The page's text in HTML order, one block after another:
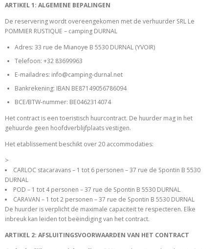
ARTIKEL 1: ALGEMENE BEPALINGEN
De reservering wordt overeengekomen met de verhuurder SRL Le
POMMIER RUSTIQUE – camping DURNAL
Adres: 33 rue de Mianoye B 5530 DURNAL (YVOIR)
Telefoon: +32 83699963
E-mailadres: info@camping-durnal.net
Bankrekening: IBAN BE87149056786094
BCE/BTW-nummer: BE0462314074
Het contract is een toeristisch huurcontract. De huurder mag in het
gehuurde geen hoofdverblijfplaats vestigen.
Het etablissement beschikt over 20 accommodaties:
>
CARLOC stacaravans – 1 tot 6 personen – 37 rue de Spontin B 5530
DURNAL
POD – 1 tot 4 personen – 37 rue de Spontin B 5530 DURNAL
CARAVAN – 1 tot 2 personen – 37 rue de Spontin B 5530 DURNAL
De huurder is verplicht de maximale capaciteit te respecteren. Elke
inbreuk kan leiden tot beëindiging van het contract.
ARTIKEL 2: AFSLUITINGSVOORWAARDEN VAN HET CONTRACT